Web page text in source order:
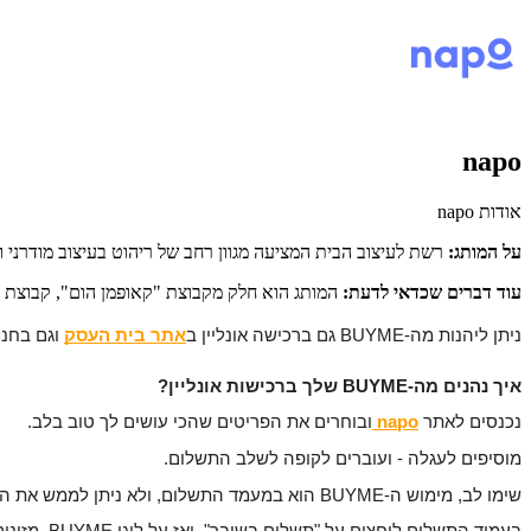
napo
אודות napo
על המותג: רשת לעיצוב הבית המציעה מגוון רחב של ריהוט בעיצוב
עוד דברים שכדאי לדעת: המותג הוא חלק מקבוצת "קאופמן הום", קבוצת ריהוט מובילה עם
ניתן ליהנות מה-BUYME גם ברכישה אונליין ב אתר בית העסק וגם
איך נהנים מה-BUYME שלך ברכישות אונליין?
נכנסים לאתר napo ובוחרים את הפריטים שהכי עושים לך טוב בלב.
מוסיפים לעגלה - ועוברים לקופה לשלב התשלום.
שימו לב, מימוש ה-BUYME הוא במעמד התשלום, ולא ניתן לממש את המתנה בשלב בחירת הפריטים או בחלונית "קוד קופון או גיפטקארד".